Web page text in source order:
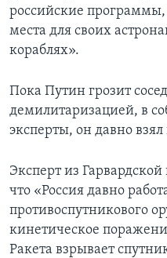
российские
места для своих
кораблях».
Пока Путин грозит
демилитаризацией, в
эксперты, он давно
Эксперт из
что «Россия давно
противоспутникового
кинетическое
Ракета взрывает